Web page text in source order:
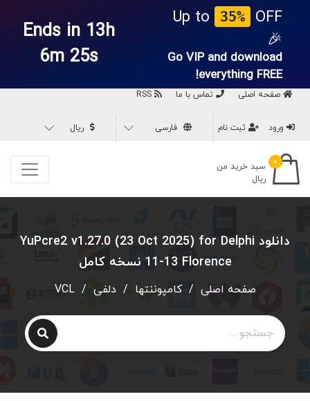
Up to 35%
OFF
🎉
Go VIP and download
everything FREE!
Ends in 13h
6m 24s
صفحه اصلی تماس با ما
ورود ثبت نام فارسی ریال
۰
سبد خرید من
ریال
دانلود YuPcre2 v1.27.0 (23 Oct 2025) for Delphi
11-13 Florence نسخه کامل
صفحه اصلی / کامپوننتها / دلفی /
VCL